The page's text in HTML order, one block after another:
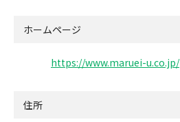
ホームページ
https://www.maruei-u.co.jp/
住所